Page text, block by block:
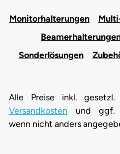
Monitorhalterungen
Sonderlösungen
Alle Preise inkl. gesetzl.
Versandkosten und ggf.
wenn nicht anders